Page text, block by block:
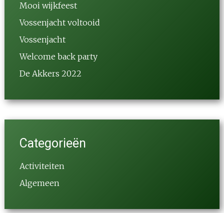
Mooi wijkfeest
Vossenjacht voltooid
Vossenjacht
Welcome back party
De Akkers 2022
Categorieën
Activiteiten
Algemeen